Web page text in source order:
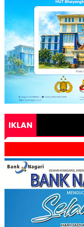
IKLAN